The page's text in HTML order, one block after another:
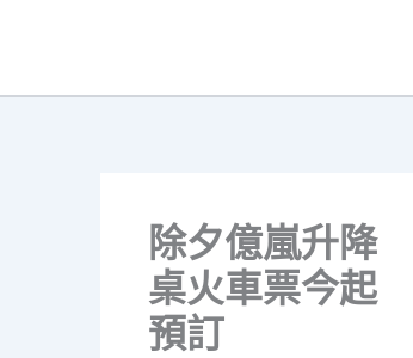
除夕億嵐升降
桌火車票今起
預訂